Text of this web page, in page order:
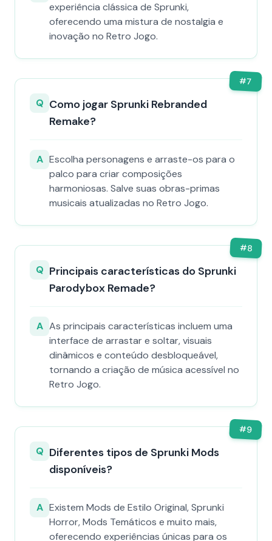
experiência clássica de Sprunki,
oferecendo uma mistura de nostalgia e
inovação no Retro Jogo.
#7
Q Como jogar Sprunki Rebranded
Remake?
A Escolha personagens e arraste-os para o
palco para criar composições
harmoniosas. Salve suas obras-primas
musicais atualizadas no Retro Jogo.
#8
Q Principais características do Sprunki
Parodybox Remade?
A As principais características incluem uma
interface de arrastar e soltar, visuais
dinâmicos e conteúdo desbloqueável,
tornando a criação de música acessível no
Retro Jogo.
#9
Q Diferentes tipos de Sprunki Mods
disponíveis?
A Existem Mods de Estilo Original, Sprunki
Horror, Mods Temáticos e muito mais,
oferecendo experiências únicas para os